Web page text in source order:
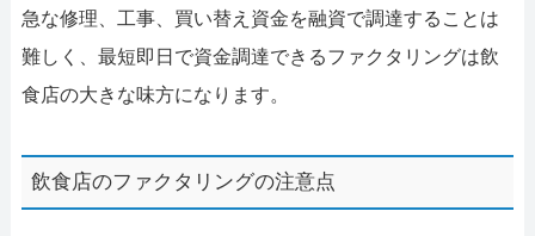
急な修理、工事、買い替え資金を融資で調達することは
難しく、最短即日で資金調達できるファクタリングは飲
食店の大きな味方になります。
飲食店のファクタリングの注意点